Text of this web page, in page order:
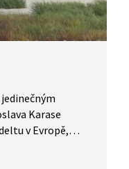
Karase
v Evropě,